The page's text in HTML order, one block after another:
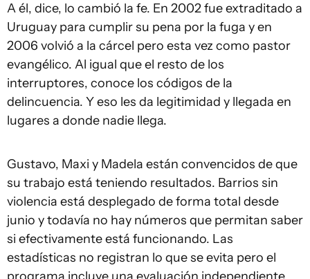
A él, dice, lo cambió la fe. En 2002 fue extraditado a
Uruguay para cumplir su pena por la fuga y en
2006 volvió a la cárcel pero esta vez como pastor
evangélico. Al igual que el resto de los
interruptores, conoce los códigos de la
delincuencia. Y eso les da legitimidad y llegada en
lugares a donde nadie llega.
Gustavo, Maxi y Madela están convencidos de que
su trabajo está teniendo resultados. Barrios sin
violencia está desplegado de forma total desde
junio y todavía no hay números que permitan saber
si efectivamente está funcionando. Las
estadísticas no registran lo que se evita pero el